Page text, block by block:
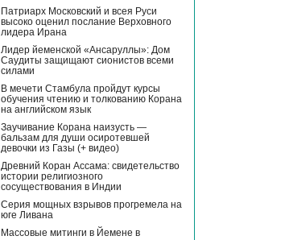
Патриарх Московский и всея Руси
высоко оценил послание Верховного
лидера Ирана
Лидер йеменской «Ансаруллы»: Дом
Саудиты защищают сионистов всеми
силами
В мечети Стамбула пройдут курсы
обучения чтению и толкованию Корана
на английском язык
Заучивание Корана наизусть —
бальзам для души осиротевшей
девочки из Газы (+ видео)
Древний Коран Ассама: свидетельство
истории религиозного
сосуществования в Индии
Серия мощных взрывов прогремела на
юге Ливана
Массовые митинги в Йемене в